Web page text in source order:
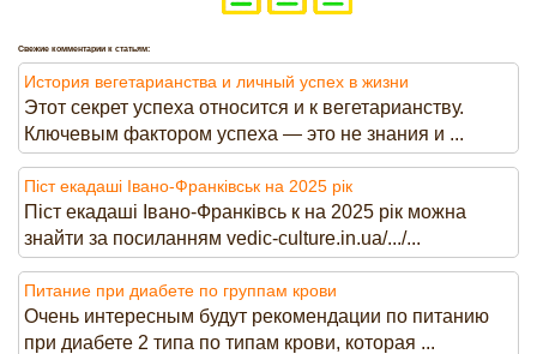
Свежие комментарии к статьям:
История вегетарианства и личный успех в жизни
Этот секрет успеха относится и к вегетарианству.
Ключевым фактором успеха — это не знания и ...
Піст екадаші Івано-Франківськ на 2025 рік
Піст екадаші Івано-Франківсь к на 2025 рік можна
знайти за посиланням vedic-culture.in.ua/.../...
Питание при диабете по группам крови
Очень интересным будут рекомендации по питанию
при диабете 2 типа по типам крови, которая ...